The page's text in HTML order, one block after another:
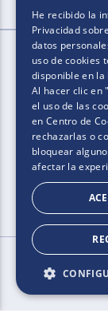
He recibido la
Privacidad
datos
uso de cookies
disponible en la
Al hacer clic en
el uso de las
en Centro de
rechazarlas o
bloquear
afectar la